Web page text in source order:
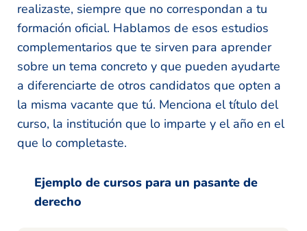
realizaste, siempre que no correspondan a tu
formación oficial. Hablamos de esos estudios
complementarios que te sirven para aprender
sobre un tema concreto y que pueden ayudarte
a diferenciarte de otros candidatos que opten a
la misma vacante que tú. Menciona el título del
curso, la institución que lo imparte y el año en el
que lo completaste.
Ejemplo de cursos para un pasante de
derecho